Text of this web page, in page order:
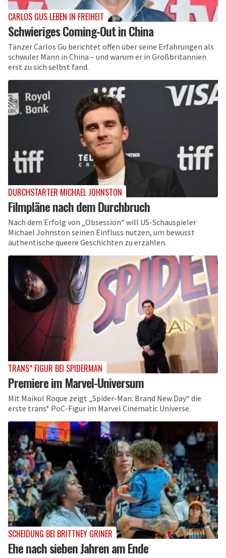
CARLOS GUS LEBEN IN FREIHEIT
Schwieriges Coming-Out in China
Tänzer Carlos Gu berichtet offen über seine Erfahrungen als
schwuler Mann in China – und warum er in Großbritannien
erst zu sich selbst fand.
DURCHSTARTER MICHAEL JOHNSTON
Filmpläne nach dem Durchbruch
Nach dem Erfolg von „Obsession“ will US-Schauspieler
Michael Johnston seinen Einfluss nutzen, um bewusst
authentische queere Geschichten zu erzählen.
TRANS* FIGUR BEI SPIDERMAN
Premiere im Marvel-Universum
Mit Maikol Roque zeigt „Spider-Man: Brand New Day“ die
erste trans* PoC-Figur im Marvel Cinematic Universe.
SCHEIDUNG BEI BRITTNEY GRINER
Ehe nach sieben Jahren am Ende